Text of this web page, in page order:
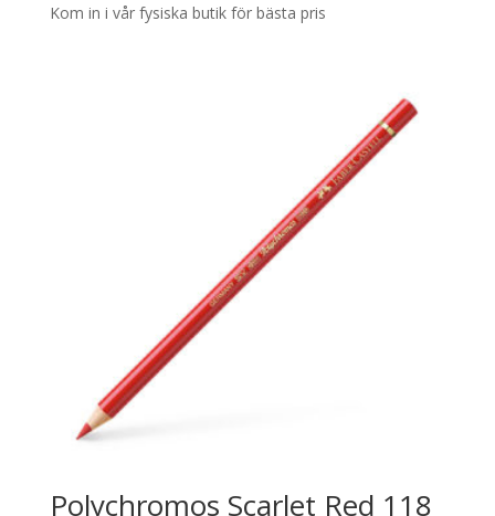
Kom in i vår fysiska butik för bästa pris
Polychromos Scarlet Red 118